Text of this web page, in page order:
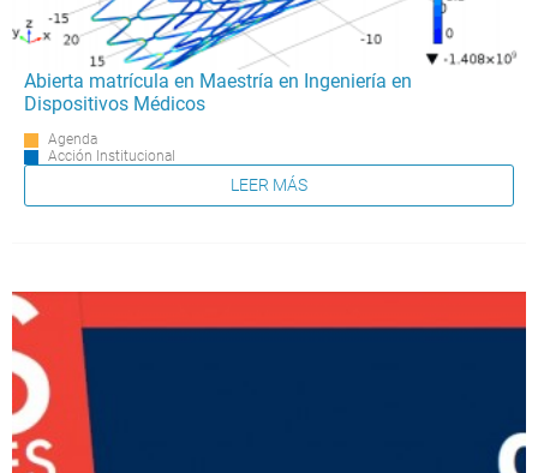
Abierta matrícula en Maestría en Ingeniería en
Dispositivos Médicos
Agenda
Acción Institucional
LEER MÁS